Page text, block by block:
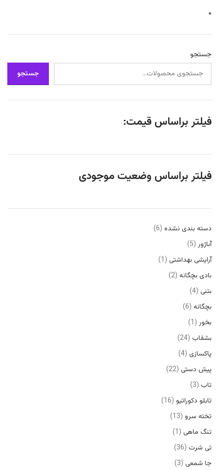
جستجو
جستجو
فیلتر براساس قیمت:
فیلتر براساس وضعیت موجودی
دسته بندی نشده 6
آباژور 5
آرایشی بهداشتی 1
بادی بچگانه 2
بتنی 4
بچگانه 6
بخور 1
بشقاب 24
پاکسازی 4
پیش دستی 22
تاب 3
تابلو دکوراتیو 16
تخته سرو 13
تنگ ماهی 1
تی شرت 36
جا شمعی 3